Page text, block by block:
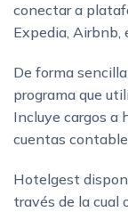
conectar a
Expedia, Airbnb,
De forma
programa que
Incluye cargos a
cuentas
Hotelgest
través de la cual